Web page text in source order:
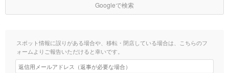
Googleで検索
スポット情報に誤りがある場合や、移転・閉店している場合は、こちらのフ
ォームよりご報告いただけると幸いです。